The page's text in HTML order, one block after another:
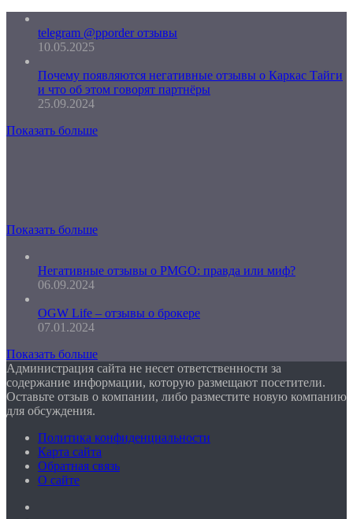
telegram @pporder отзывы
10.05.2025
Почему появляются негативные отзывы о Каркас Тайги
и что об этом говорят партнёры
25.09.2024
Показать больше
Показать больше
Негативные отзывы о PMGO: правда или миф?
06.09.2024
OGW Life – отзывы о брокере
07.01.2024
Показать больше
Администрация сайта не несет ответственности за
содержание информации, которую размещают посетители.
Оставьте отзыв о компании, либо разместите новую компанию
для обсуждения.
Политика конфиденциальности
Карта сайта
Обратная связь
О сайте